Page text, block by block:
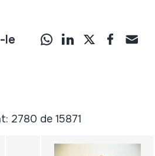
le
2780 de 15871